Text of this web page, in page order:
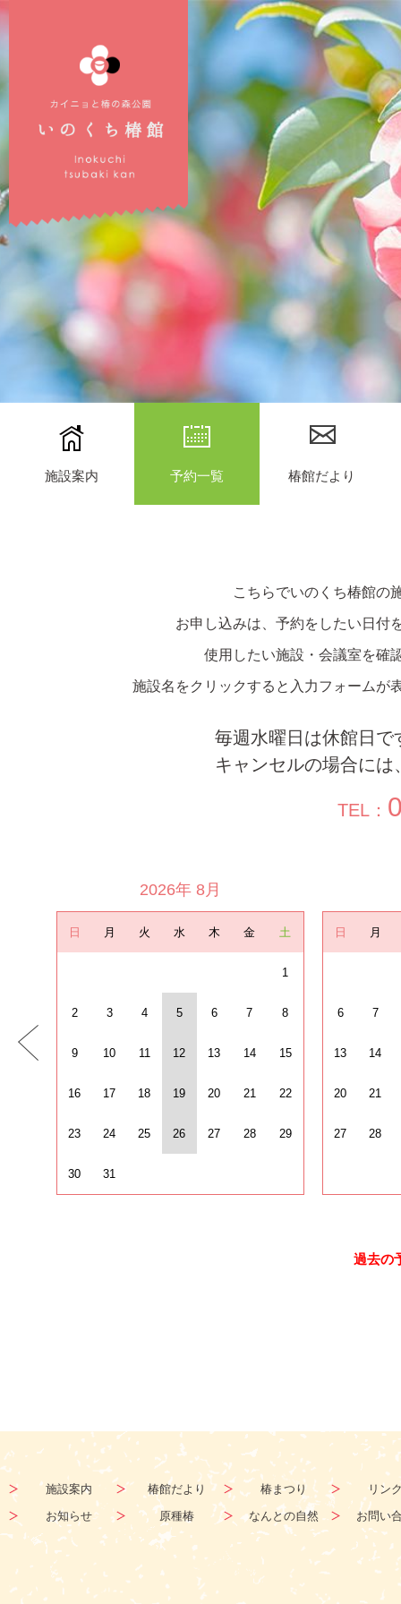
施設案内 予約一覧 椿館だより
こちらでいのくち椿館の
お申し込みは、予約をしたい日付
使用したい施設・会議室を確
施設名をクリックすると入力フォームが
毎週水曜日は休館日
キャンセルの場合に
TEL：
2026年 8月
日 月 火 水 木 金 土
1
2 3 4 5 6 7 8
9 10 11 12 13 14 15
16 17 18 19 20 21 22
23 24 25 26 27 28 29
30 31
日 月
6 7
13 14
20 21
27 28
過去の
施設案内 椿館だより 椿まつり
リン
お知らせ
原種椿 なんとの自然 お問い